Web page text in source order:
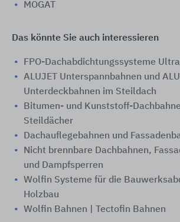
MOGAT
Das könnte Sie auch interessieren
FPO-Dachabdichtungssysteme
ALUJET Unterspannbahnen und
Unterdeckbahnen im Steildach
Bitumen- und Kunststoff-
Steildächer
Dachauflegebahnen und
Nicht brennbare Dachbahnen,
und Dampfsperren
Wolfin Systeme für die
Holzbau
Wolfin Bahnen | Tectofin Bahnen